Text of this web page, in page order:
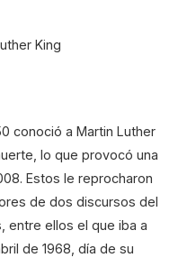
King
conoció a Martin Luther
lo que provocó una
Estos le reprocharon
de dos discursos del
entre ellos el que iba a
de 1968, día de su